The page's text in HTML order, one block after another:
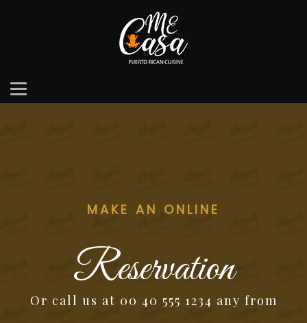
MAKE AN ONLINE
Reservation
Or call us at 00 40 555 1234 any from